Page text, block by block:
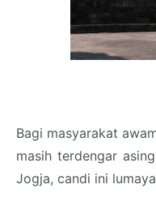
Bagi masyarakat
masih terdengar
Jogja, candi ini